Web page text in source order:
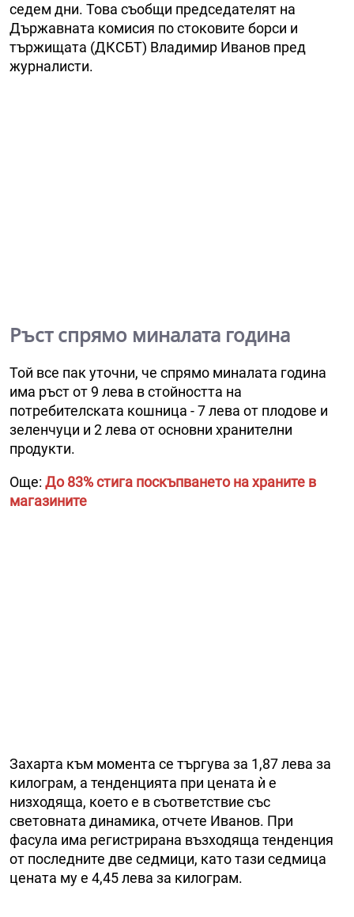
седем дни. Това съобщи председателят на
Държавната комисия по стоковите борси и
тържищата (ДКСБТ) Владимир Иванов пред
журналисти.
Ръст спрямо миналата година
Той все пак уточни, че спрямо миналата година
има ръст от 9 лева в стойността на
потребителската кошница - 7 лева от плодове и
зеленчуци и 2 лева от основни хранителни
продукти.
Още: До 83% стига поскъпването на храните в
магазините
Захарта към момента се търгува за 1,87 лева за
килограм, а тенденцията при цената ѝ е
низходяща, което е в съответствие със
световната динамика, отчете Иванов. При
фасула има регистрирана възходяща тенденция
от последните две седмици, като тази седмица
цената му е 4,45 лева за килограм.